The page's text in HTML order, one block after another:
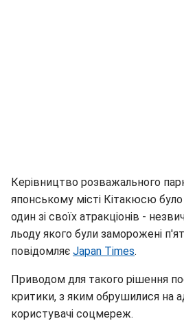
Керівництво розважального
японському місті Кітакюсю
один зі своїх атракціонів -
льоду якого були заморожені
повідомляє Japan Times.
Приводом для такого рішення
критики, з яким обрушилися на
користувачі соцмереж.